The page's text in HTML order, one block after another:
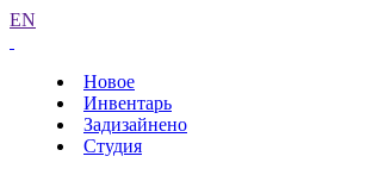
EN
Новое
Инвентарь
Задизайнено
Студия